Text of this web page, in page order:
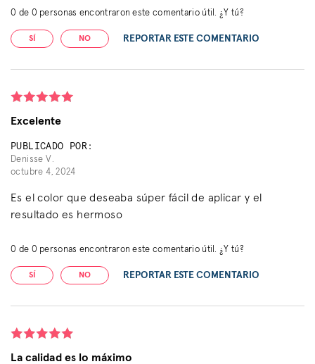
0 de 0 personas encontraron este comentario útil. ¿Y tú?
SÍ NO REPORTAR ESTE COMENTARIO
Excelente
PUBLICADO POR:
Denisse V.
octubre 4, 2024
Es el color que deseaba súper fácil de aplicar y el
resultado es hermoso
0 de 0 personas encontraron este comentario útil. ¿Y tú?
SÍ NO REPORTAR ESTE COMENTARIO
La calidad es lo máximo